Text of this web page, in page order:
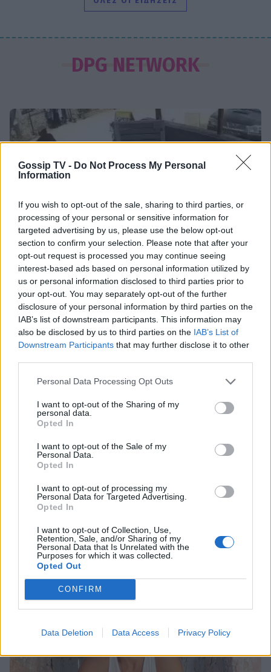
Gossip TV - Do Not Process My Personal
Information
If you wish to opt-out of the sale, sharing to third parties, or
processing of your personal or sensitive information for
targeted advertising by us, please use the below opt-out
section to confirm your selection. Please note that after your
opt-out request is processed you may continue seeing
interest-based ads based on personal information utilized by
us or personal information disclosed to third parties prior to
your opt-out. You may separately opt-out of the further
disclosure of your personal information by third parties on the
IAB’s list of downstream participants. This information may
also be disclosed by us to third parties on the IAB’s List of
Downstream Participants that may further disclose it to other
Personal Data Processing Opt Outs
I want to opt-out of the Sharing of my
personal data.
Opted In
I want to opt-out of the Sale of my
Personal Data.
Opted In
I want to opt-out of processing my
Personal Data for Targeted Advertising.
Opted In
I want to opt-out of Collection, Use,
Retention, Sale, and/or Sharing of my
Personal Data that Is Unrelated with the
Purposes for which it was collected.
Opted Out
CONFIRM
Data Deletion Data Access Privacy Policy
Μάχη για την πρωινή ζώνη τον
Αύγουστο: Οι εκπλήξεις των
SHOWBIZ
έρωτας, ο γάμος και το πρώτο
καλοκαίρι με την Ξένια στη Μύκονο
MEDIA
Ο Γιάννης Τσιμιτσέλης φέρνει την
απόλυτη ανατροπή με το «The Quiz
With Balls» στον ΣΚΑΪ
Γιάννης Στάνκογλου: Φωτογραφία
από το παρελθόν με μακρύ μαλλί και
ροκ στιλ από τα νεανικά του χρόνια
SHOWBIZ
Ιουλία Καλλιμάνη: Επέστρεψε τα
λουλούδια στο κεφάλι θαμώνα που
την πέτυχε στο πρόσωπο
SHOWBIZ
Αθηνά Οικονομάκου: Ποζάρει όλο
Μπόρα Μπόρα
Σίσσυ Χρηστίδου: Γέλια μέχρι
δακρύων στα Φαλάσαρνα
DPG NETWORK
Τουρίστας επιχείρησε να χρηματίσει υπάλληλο
επιχείρησης για του επιτρέψει να ασελγήσει σε
ανήλικη
περιμέναμε